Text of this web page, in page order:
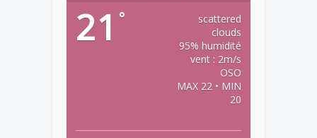
21 °
scattered
clouds
95% humidité
vent : 2m/s
OSO
MAX 22 • MIN
20